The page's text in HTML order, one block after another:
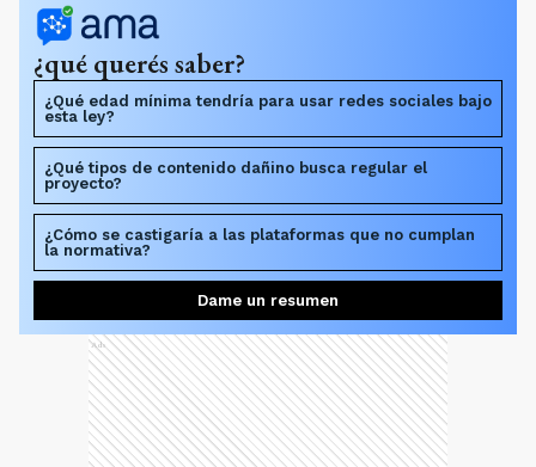
¿qué querés saber?
¿Qué edad mínima tendría para usar redes sociales bajo
esta ley?
¿Qué tipos de contenido dañino busca regular el
proyecto?
¿Cómo se castigaría a las plataformas que no cumplan
la normativa?
Dame un resumen
Ads